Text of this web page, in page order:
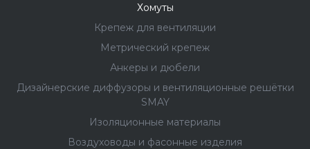
Хомуты
Крепеж для вентиляции
Метрический крепеж
Анкеры и дюбели
Дизайнерские диффузоры и вентиляционные решётки
SMAY
Изоляционные материалы
Воздуховоды и фасонные изделия